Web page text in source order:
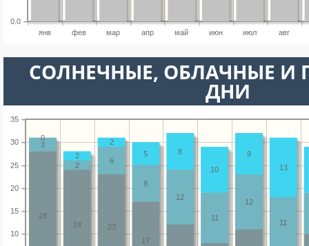
янв фев мар апр май июн июл авг
0.0
CОЛНЕЧНЫЕ, ОБЛАЧНЫЕ И
ДНИ
10
15
20
25
30
35
17
23
24
28
11
12
11
12
8
6
2
3
13
9
10
8
5
2
2
0